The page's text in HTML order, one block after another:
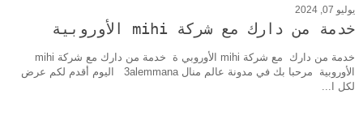
يوليو 07, 2024
خدمة من دارك مع شركة mihi الأوروبية
خدمة من دارك مع شركة mihi الأوروبي ة خدمة من دارك مع شركة mihi
الأوروبية مرحبا بك في مدونة عالم منال 3alemmana اليوم أقدم لكم عرض
لكل ا...